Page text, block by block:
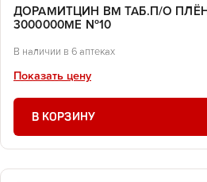
ДОРАМИТЦИН ВМ ТАБ.П/О
3000000МЕ №10
В наличии в 6 аптеках
Показать цену
В КОРЗИНУ